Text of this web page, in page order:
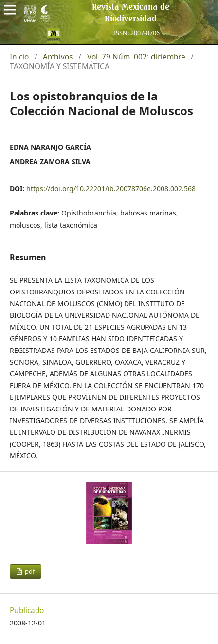
Revista Mexicana de
Biodiversidad
ISSN: 2007-8706
Inicio / Archivos / Vol. 79 Núm. 002: diciembre /
TAXONOMÍA Y SISTEMÁTICA
Los opistobranquios de la
Colección Nacional de Moluscos
EDNA NARANJO GARCÍA
ANDREA ZAMORA SILVA
DOI: https://doi.org/10.22201/ib.20078706e.2008.002.568
Palabras clave: Opisthobranchia, babosas marinas,
moluscos, lista taxonómica
Resumen
SE PRESENTA LA LISTA TAXONÓMICA DE LOS
OPISTOBRANQUIOS DEPOSITADOS EN LA COLECCIÓN
NACIONAL DE MOLUSCOS (CNMO) DEL INSTITUTO DE
BIOLOGÍA DE LA UNIVERSIDAD NACIONAL AUTÓNOMA DE
MÉXICO. UN TOTAL DE 21 ESPECIES AGRUPADAS EN 13
GÉNEROS Y 10 FAMILIAS HAN SIDO IDENTIFICADAS Y
REGISTRADAS PARA LOS ESTADOS DE BAJA CALIFORNIA SUR,
SONORA, SINALOA, GUERRERO, OAXACA, VERACRUZ Y
CAMPECHE, ADEMÁS DE ALGUNAS OTRAS LOCALIDADES
FUERA DE MÉXICO. EN LA COLECCIÓN SE ENCUENTRAN 170
EJEMPLARES QUE PROVIENEN DE DIFERENTES PROYECTOS
DE INVESTIGACIÓN Y DE MATERIAL DONADO POR
INVESTIGADORES DE DIVERSAS INSTITUCIONES. SE AMPLÍA
EL INTERVALO DE DISTRIBUCIÓN DE NAVANAX INERMIS
(COOPER, 1863) HASTA LAS COSTAS DEL ESTADO DE JALISCO,
MÉXICO.
pdf
Publicado
2008-12-01